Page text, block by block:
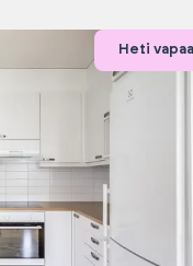
Heti vapaa